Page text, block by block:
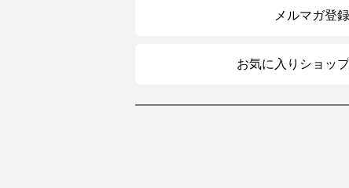
メルマガ登録
お気に入りショッ